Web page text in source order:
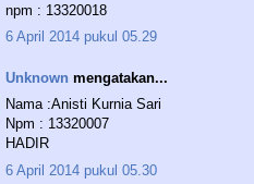
npm : 13320018
6 April 2014 pukul 05.29
Unknown mengatakan...
Nama :Anisti Kurnia Sari
Npm : 13320007
HADIR
6 April 2014 pukul 05.30